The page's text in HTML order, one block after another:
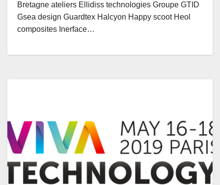
Bretagne ateliers Ellidiss technologies Groupe GTID
Gsea design Guardtex Halcyon Happy scoot Heol
composites Inerface…